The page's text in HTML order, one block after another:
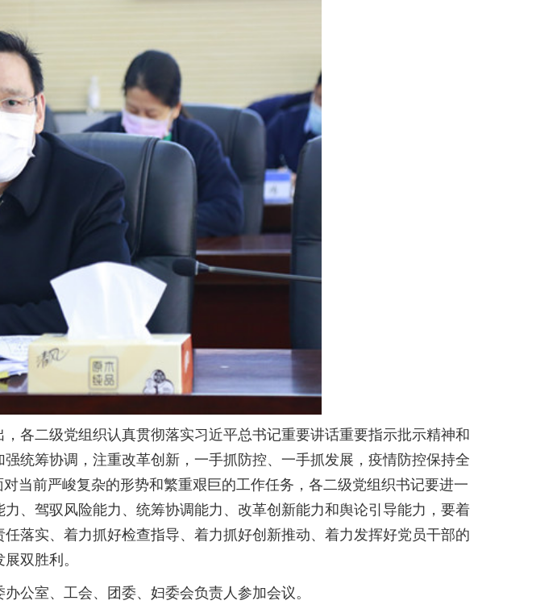
二级党组织认真贯彻落实习近平总书记重要讲话重要指示批示精神和
统筹协调，注重改革创新，一手抓防控、一手抓发展，疫情防控保持全
当前严峻复杂的形势和繁重艰巨的工作任务，各二级党组织书记要进一
、驾驭风险能力、统筹协调能力、改革创新能力和舆论引导能力，要着
落实、着力抓好检查指导、着力抓好创新推动、着力发挥好党员干部的
双胜利。
室、工会、团委、妇委会负责人参加会议。